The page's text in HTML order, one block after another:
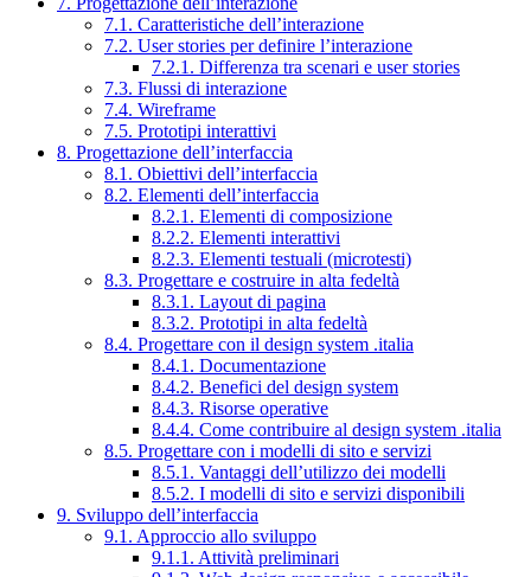
7.1. Caratteristiche dell’interazione
7.2. User stories per definire l’interazione
7.2.1. Differenza tra scenari e user stories
7.3. Flussi di interazione
7.4. Wireframe
7.5. Prototipi interattivi
8. Progettazione dell’interfaccia
8.1. Obiettivi dell’interfaccia
8.2. Elementi dell’interfaccia
8.2.1. Elementi di composizione
8.2.2. Elementi interattivi
8.2.3. Elementi testuali (microtesti)
8.3. Progettare e costruire in alta fedeltà
8.3.1. Layout di pagina
8.3.2. Prototipi in alta fedeltà
8.4. Progettare con il design system .italia
8.4.1. Documentazione
8.4.2. Benefici del design system
8.4.3. Risorse operative
8.4.4. Come contribuire al design system .italia
8.5. Progettare con i modelli di sito e servizi
8.5.1. Vantaggi dell’utilizzo dei modelli
8.5.2. I modelli di sito e servizi disponibili
9. Sviluppo dell’interfaccia
9.1. Approccio allo sviluppo
9.1.1. Attività preliminari